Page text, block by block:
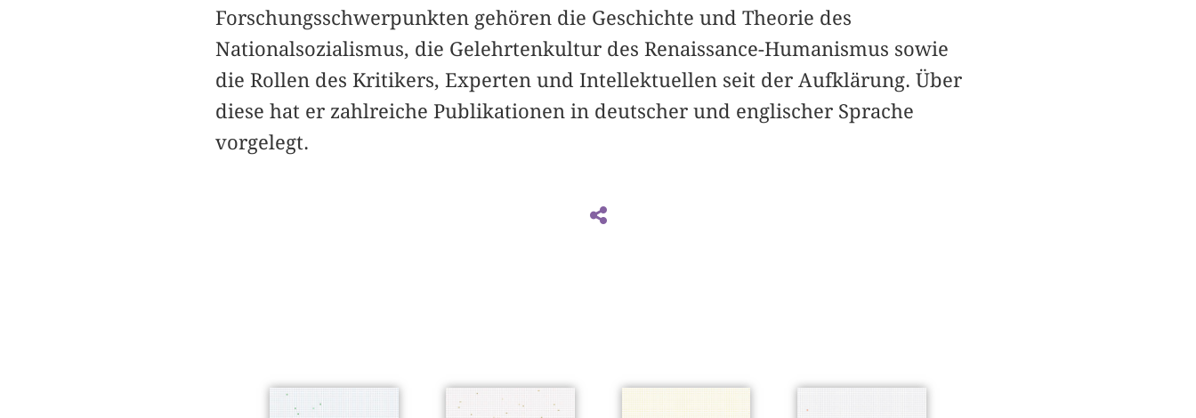
Forschungsschwerpunkten gehören die Geschichte und Theorie des
Nationalsozialismus, die Gelehrtenkultur des Renaissance-Humanismus sowie
die Rollen des Kritikers, Experten und Intellektuellen seit der Aufklärung. Über
diese hat er zahlreiche Publikationen in deutscher und englischer Sprache
vorgelegt.